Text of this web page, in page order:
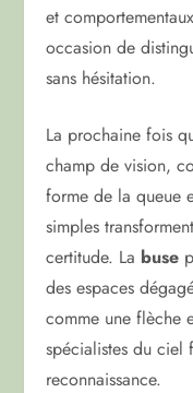
et
occasion de
sans hésitation.
La prochaine fois
champ de vision,
forme de la queue
simples
certitude. La buse
des espaces
comme une flèche
spécialistes du ciel
reconnaissance.